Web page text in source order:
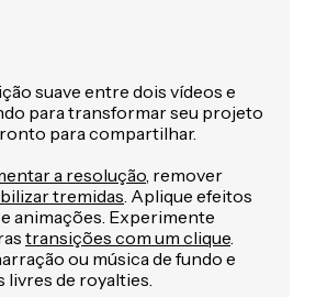
suave entre dois vídeos e
para transformar seu projeto
para compartilhar.
a resolução, remover
tremidas. Aplique efeitos
animações. Experimente
transições com um clique.
ou música de fundo e
de royalties.